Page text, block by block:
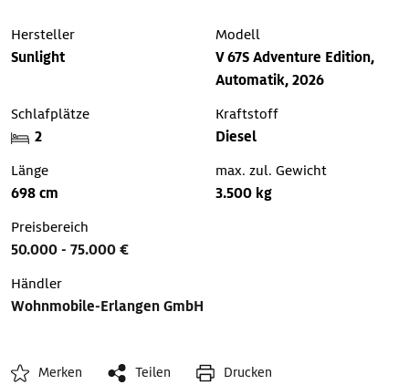
Hersteller
Sunlight
Modell
V 67S Adventure Edition,
Automatik, 2026
Schlafplätze
2
Kraftstoff
Diesel
Länge
698 cm
max. zul. Gewicht
3.500 kg
Preisbereich
50.000 - 75.000 €
Händler
Wohnmobile-Erlangen GmbH
Merken Teilen Drucken